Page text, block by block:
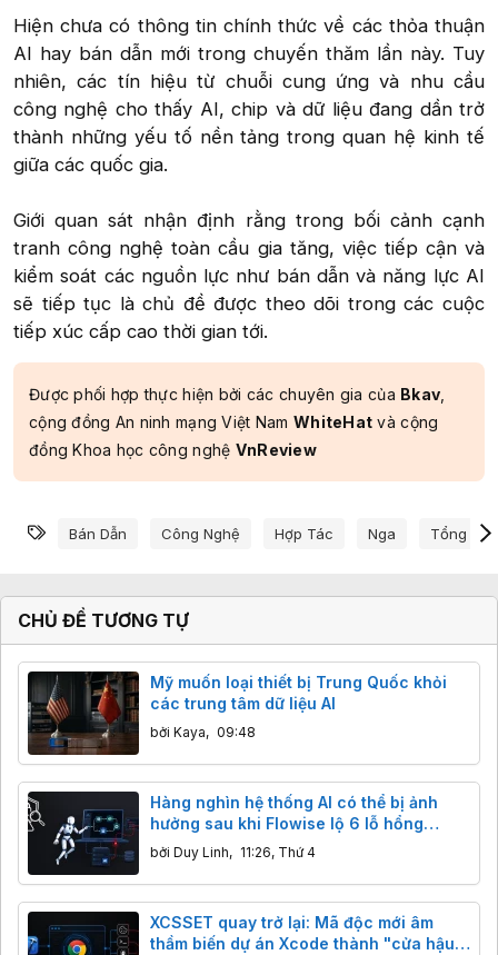
Hiện chưa có thông tin chính thức về các thỏa thuận
AI hay bán dẫn mới trong chuyến thăm lần này. Tuy
nhiên, các tín hiệu từ chuỗi cung ứng và nhu cầu
công nghệ cho thấy AI, chip và dữ liệu đang dần trở
thành những yếu tố nền tảng trong quan hệ kinh tế
giữa các quốc gia.
Giới quan sát nhận định rằng trong bối cảnh cạnh
tranh công nghệ toàn cầu gia tăng, việc tiếp cận và
kiểm soát các nguồn lực như bán dẫn và năng lực AI
sẽ tiếp tục là chủ đề được theo dõi trong các cuộc
tiếp xúc cấp cao thời gian tới.​
Được phối hợp thực hiện bởi các chuyên gia của Bkav
cộng đồng An ninh mạng Việt Nam WhiteHat và cộng
đồng Khoa học công nghệ VnReview
Từ khóa
Bán Dẫn Công Nghệ Hợp Tác Nga Tổng
CHỦ ĐỀ TƯƠNG TỰ
Mỹ muốn loại thiết bị Trung Quốc khỏi
các trung tâm dữ liệu AI
bởi Kaya, 09:48
Hàng nghìn hệ thống AI có thể bị ảnh
hưởng sau khi Flowise lộ 6 lỗ hổng
nghiêm trọng
bởi Duy Linh, 11:26, Thứ 4
XCSSET quay trở lại: Mã độc mới âm
thầm biến dự án Xcode thành "cửa hậu",